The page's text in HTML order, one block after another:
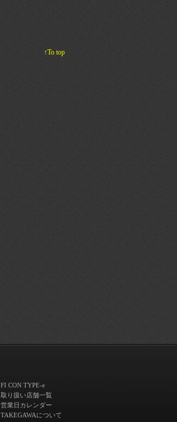
↑To top
FI CON TYPE-e
取り扱い店舗一覧
営業日カレンダー
TAKEGAWAについて